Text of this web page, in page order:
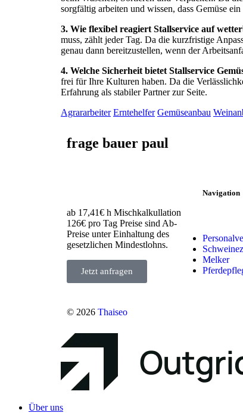
sorgfältig arbeiten und wissen, dass Gemüse
3. Wie flexibel reagiert Stallservice auf
muss, zählt jeder Tag. Da die kurzfristige
genau dann bereitzustellen, wenn der
4. Welche Sicherheit bietet Stallservice
frei für Ihre Kulturen haben. Da die
Erfahrung als stabiler Partner zur Seite.
Agrararbeiter Erntehelfer Gemüseanbau
frage bauer paul
ab 17,41€ h Mischkalkullation
126€ pro Tag Preise sind Ab-
Preise unter Einhaltung des
gesetzlichen Mindestlohns.
Jetzt anfragen
Navigation
Melker
© 2026 Thaiseo
Über uns